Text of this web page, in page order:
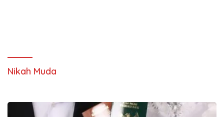
Nikah Muda